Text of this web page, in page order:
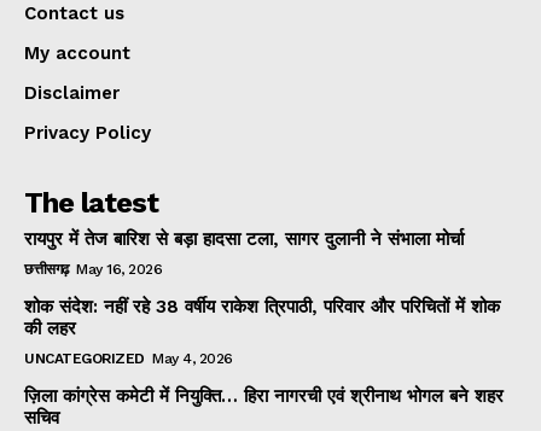
Contact us
My account
Disclaimer
Privacy Policy
The latest
रायपुर में तेज बारिश से बड़ा हादसा टला, सागर दुलानी ने संभाला मोर्चा
छत्तीसगढ़ May 16, 2026
शोक संदेश: नहीं रहे 38 वर्षीय राकेश त्रिपाठी, परिवार और परिचितों में शोक
की लहर
UNCATEGORIZED May 4, 2026
ज़िला कांग्रेस कमेटी में नियुक्ति… हिरा नागरची एवं श्रीनाथ भोगल बने शहर
सचिव